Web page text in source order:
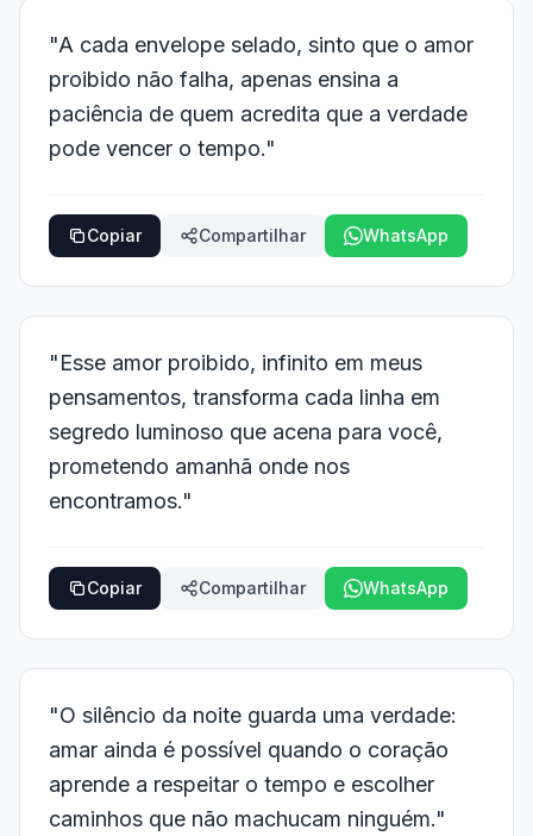
"A cada envelope selado, sinto que o amor
proibido não falha, apenas ensina a
paciência de quem acredita que a verdade
pode vencer o tempo."
Copiar Compartilhar WhatsApp
"Esse amor proibido, infinito em meus
pensamentos, transforma cada linha em
segredo luminoso que acena para você,
prometendo amanhã onde nos
encontramos."
Copiar Compartilhar WhatsApp
"O silêncio da noite guarda uma verdade:
amar ainda é possível quando o coração
aprende a respeitar o tempo e escolher
caminhos que não machucam ninguém."